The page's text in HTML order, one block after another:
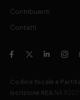
Contribuenti
Contatti
Codice fiscale e
Iscrizione REA NA